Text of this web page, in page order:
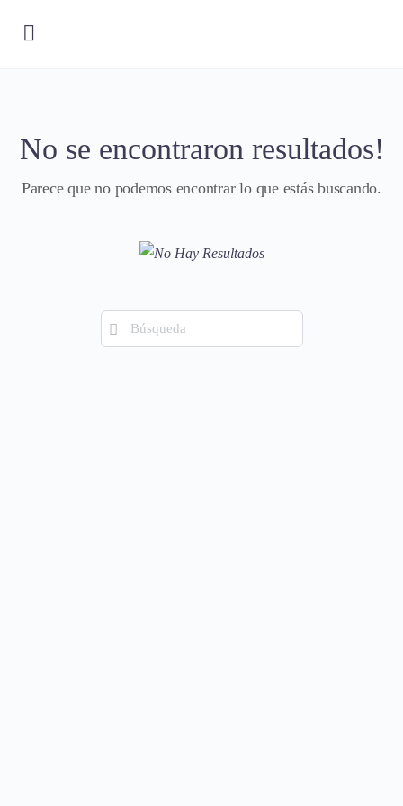
No se encontraron resultados!
Parece que no podemos encontrar lo que estás buscando.
Búsqueda
de: